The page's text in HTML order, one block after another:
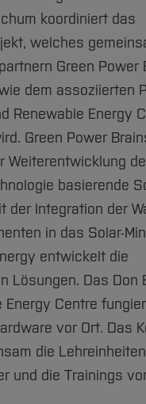
koordiniert das
welches
Green Power
dem assoziierten
Renewable Energy
Green Power
Weiterentwicklung
basierende
der Integration der
in das Solar-
entwickelt die
Lösungen. Das Don
Energy Centre
vor Ort. Das
die
und die Trainings